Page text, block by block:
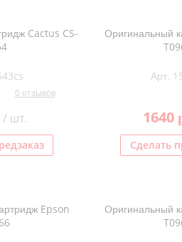
Cactus CS-
0 отзывов
/ шт.
Оригинальный
Арт.
1640
Сделать
Epson
Оригинальный